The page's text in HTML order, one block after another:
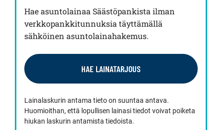
Hae asuntolainaa Säästöpankista ilman
verkkopankkitunnuksia täyttämällä
sähköinen asuntolainahakemus.
HAE LAINATARJOUS
Lainalaskurin antama tieto on suuntaa antava.
Huomioithan, että lopullisen lainasi tiedot voivat poiketa
hiukan laskurin antamista tiedoista.